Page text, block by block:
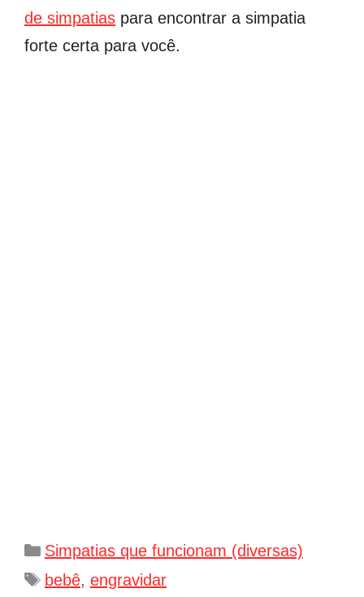
de simpatias para encontrar a simpatia
forte certa para você.
Categorias
Simpatias que funcionam (diversas)
Tags
bebê, engravidar